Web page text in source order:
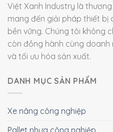
Việt Xanh Industry là
mang đến giải pháp thiết bị
bền vững. Chúng tôi không
còn đồng hành cùng
và tối ưu hóa sản xuất.
DANH MỤC SẢN PHẨM
Xe nâng công nghiệp